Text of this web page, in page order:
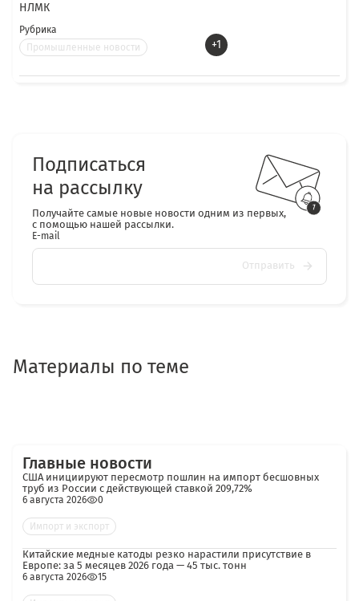
НЛМК
Рубрика
Промышленные новости
+1
Подписаться
на рассылку
Получайте самые новые новости одним из первых,
с помощью нашей рассылки.
E-mail
Отправить
Материалы по теме
Главные новости
США инициируют пересмотр пошлин на импорт бесшовных
труб из России с действующей ставкой 209,72%
6 августа 2026 0
Импорт и экспорт
Китайские медные катоды резко нарастили присутствие в
Европе: за 5 месяцев 2026 года — 45 тыс. тонн
6 августа 2026 15